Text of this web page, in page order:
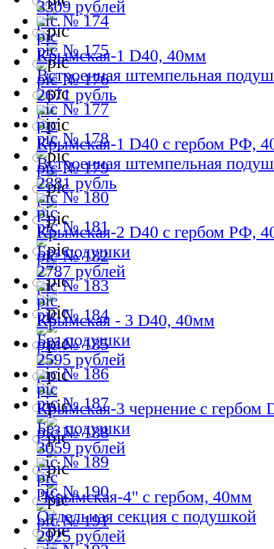
№ 174
№ 175
№ 176
№ 177
№ 178
№ 179
№ 180
№ 181
№ 182
№ 183
№ 184
№ 185
№ 186
№ 187
№ 188
№ 189
№ 190
№ 191
3309 рублей
Крымская-1 D40, 40мм
Встроенная штемпельная
2671 рубль
Крымская-1 D40 с гербом РФ,
Встроенная штемпельная
2881 рубль
Крымская-2 D40 с гербом РФ,
Без подушки
2787 рублей
Крымская - 3 D40, 40мм
Без подушки
2595 рублей
Крымская-3 чернение с гербом
Без подушки
3059 рублей
"Крымская-4" с гербом, 40мм
Отдельная секция с подушкой
2925 рублей